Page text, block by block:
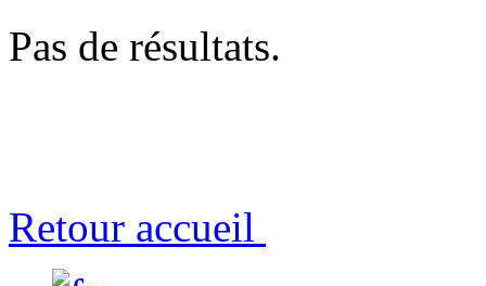
Pas de résultats.
Retour accueil